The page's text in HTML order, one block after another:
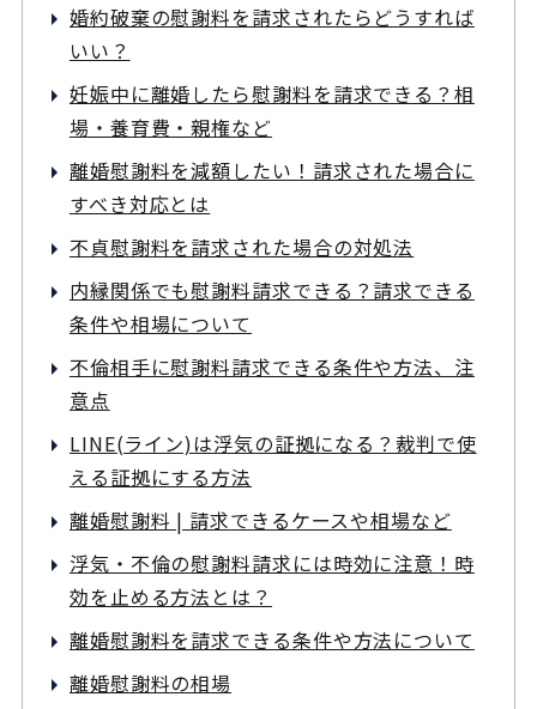
婚約破棄の慰謝料を請求されたらどうすれば
いい？
妊娠中に離婚したら慰謝料を請求できる？相
場・養育費・親権など
離婚慰謝料を減額したい！請求された場合に
すべき対応とは
不貞慰謝料を請求された場合の対処法
内縁関係でも慰謝料請求できる？請求できる
条件や相場について
不倫相手に慰謝料請求できる条件や方法、注
意点
LINE(ライン)は浮気の証拠になる？裁判で使
える証拠にする方法
離婚慰謝料 | 請求できるケースや相場など
浮気・不倫の慰謝料請求には時効に注意！時
効を止める方法とは？
離婚慰謝料を請求できる条件や方法について
離婚慰謝料の相場